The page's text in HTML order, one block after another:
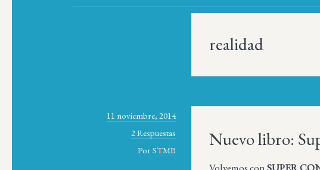
realidad
11 noviembre, 2014
2 Respuestas
PorSTMB Nuevo libro:
Volvemos conSUPER